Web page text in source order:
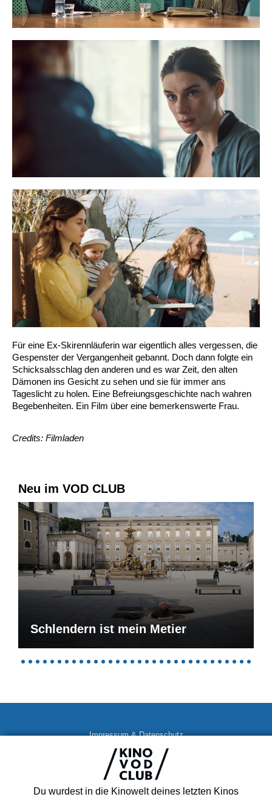
Du wurdest in die Kinowelt deines letzten Kinos
Für eine Ex-Skirennläuferin war eigentlich alles vergessen, die
Gespenster der Vergangenheit gebannt. Doch dann folgte ein
Schicksalsschlag den anderen und es war Zeit, den alten
Dämonen ins Gesicht zu sehen und sie für immer ans
Tageslicht zu holen. Eine Befreiungsgeschichte nach wahren
Begebenheiten. Ein Film über eine bemerkenswerte Frau.
Credits: Filmladen
Neu im VOD CLUB
Schlendern ist mein Metier
Impressum & Datenschutz
AGB
Kontakt
FAQ